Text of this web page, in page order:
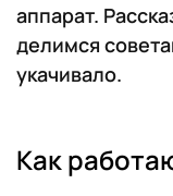
аппарат.
делимся
укачивало.
Как